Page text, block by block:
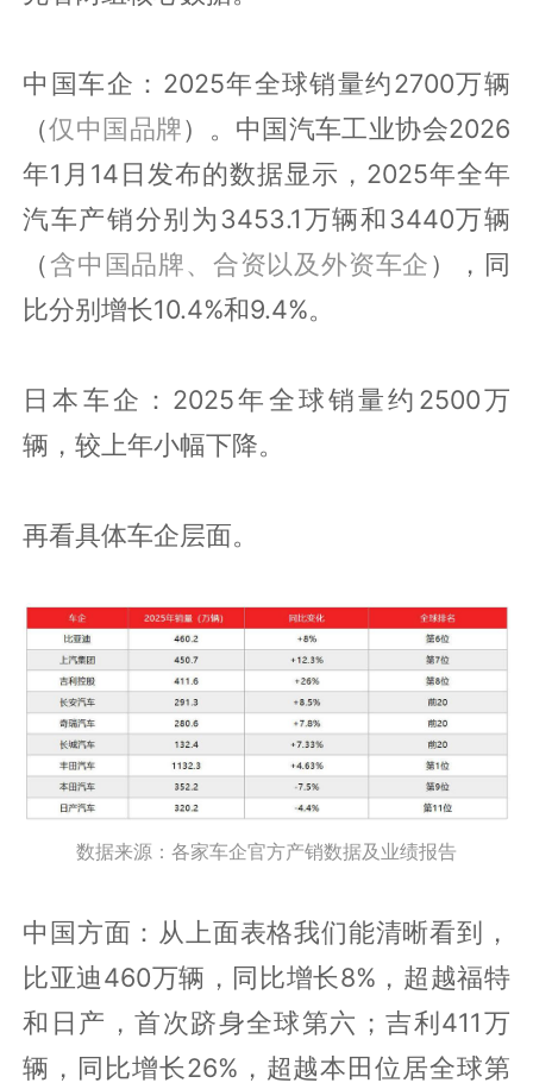
中国车企：2025年全球销量约2700万辆
（仅中国品牌）。中国汽车工业协会2026
年1月14日发布的数据显示，2025年全年
汽车产销分别为3453.1万辆和3440万辆
（含中国品牌、合资以及外资车企），同
比分别增长10.4%和9.4%。
日本车企：2025年全球销量约2500万
辆，较上年小幅下降。
再看具体车企层面。
数据来源：各家车企官方产销数据及业绩报告
中国方面：从上面表格我们能清晰看到，
比亚迪460万辆，同比增长8%，超越福特
和日产，首次跻身全球第六；吉利411万
辆，同比增长26%，超越本田位居全球第